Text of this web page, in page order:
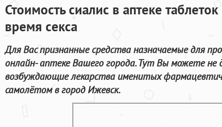
Стоимость сиалис в аптеке
время секса
Для Вас признанные средства назначаемые для
онлайн- аптеке Вашего города. Тут Вы можете не
возбуждающие лекарства именитых
самолётом в город Ижевск.